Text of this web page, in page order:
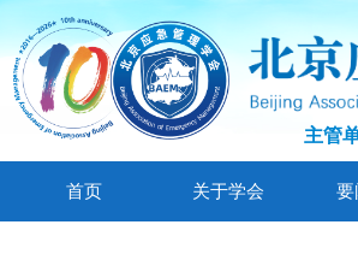
主管
首页 关于学会 要